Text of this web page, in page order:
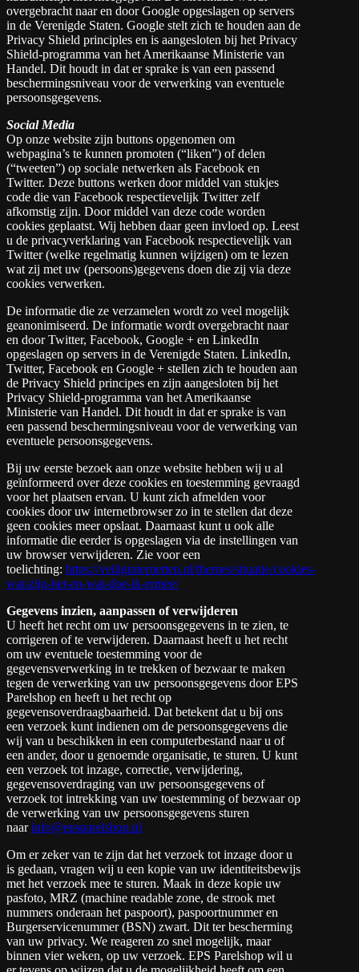
overgebracht naar en door Google opgeslagen op servers
in de Verenigde Staten. Google stelt zich te houden aan de
Privacy Shield principles en is aangesloten bij het Privacy
Shield-programma van het Amerikaanse Ministerie van
Handel. Dit houdt in dat er sprake is van een passend
beschermingsniveau voor de verwerking van eventuele
persoonsgegevens.
Social Media
Op onze website zijn buttons opgenomen om
webpagina’s te kunnen promoten (“liken”) of delen
(“tweeten”) op sociale netwerken als Facebook en
Twitter. Deze buttons werken door middel van stukjes
code die van Facebook respectievelijk Twitter zelf
afkomstig zijn. Door middel van deze code worden
cookies geplaatst. Wij hebben daar geen invloed op. Leest
u de privacyverklaring van Facebook respectievelijk van
Twitter (welke regelmatig kunnen wijzigen) om te lezen
wat zij met uw (persoons)gegevens doen die zij via deze
cookies verwerken.
De informatie die ze verzamelen wordt zo veel mogelijk
geanonimiseerd. De informatie wordt overgebracht naar
en door Twitter, Facebook, Google + en LinkedIn
opgeslagen op servers in de Verenigde Staten. LinkedIn,
Twitter, Facebook en Google + stellen zich te houden aan
de Privacy Shield principes en zijn aangesloten bij het
Privacy Shield-programma van het Amerikaanse
Ministerie van Handel. Dit houdt in dat er sprake is van
een passend beschermingsniveau voor de verwerking van
eventuele persoonsgegevens.
Bij uw eerste bezoek aan onze website hebben wij u al
geïnformeerd over deze cookies en toestemming gevraagd
voor het plaatsen ervan. U kunt zich afmelden voor
cookies door uw internetbrowser zo in te stellen dat deze
geen cookies meer opslaat. Daarnaast kunt u ook alle
informatie die eerder is opgeslagen via de instellingen van
uw browser verwijderen. Zie voor een
toelichting: https://veiliginternetten.nl/themes/situatie/cookies-
wat-zijn-het-en-wat-doe-ik-ermee/
Gegevens inzien, aanpassen of verwijderen
U heeft het recht om uw persoonsgegevens in te zien, te
corrigeren of te verwijderen. Daarnaast heeft u het recht
om uw eventuele toestemming voor de
gegevensverwerking in te trekken of bezwaar te maken
tegen de verwerking van uw persoonsgegevens door EPS
Parelshop en heeft u het recht op
gegevensoverdraagbaarheid. Dat betekent dat u bij ons
een verzoek kunt indienen om de persoonsgegevens die
wij van u beschikken in een computerbestand naar u of
een ander, door u genoemde organisatie, te sturen. U kunt
een verzoek tot inzage, correctie, verwijdering,
gegevensoverdraging van uw persoonsgegevens of
verzoek tot intrekking van uw toestemming of bezwaar op
de verwerking van uw persoonsgegevens sturen
naarinfo@epsparelshop.nl
Om er zeker van te zijn dat het verzoek tot inzage door u
is gedaan, vragen wij u een kopie van uw identiteitsbewijs
met het verzoek mee te sturen. Maak in deze kopie uw
pasfoto, MRZ (machine readable zone, de strook met
nummers onderaan het paspoort), paspoortnummer en
Burgerservicenummer (BSN) zwart. Dit ter bescherming
van uw privacy. We reageren zo snel mogelijk, maar
binnen vier weken, op uw verzoek. EPS Parelshop wil u